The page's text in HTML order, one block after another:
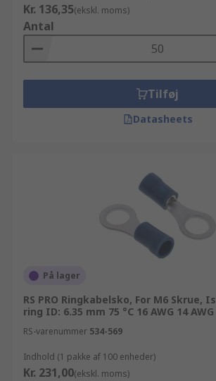
Kr. 136,35(ekskl. moms)
Antal
Tilføj
Datasheets
På lager
RS PRO Ringkabelsko, For M6 Skrue,
ring ID: 6.35 mm 75 °C 16 AWG 14 AWG
RS-varenummer 534-569
Indhold (1 pakke af 100 enheder)
Kr. 231,00(ekskl. moms)